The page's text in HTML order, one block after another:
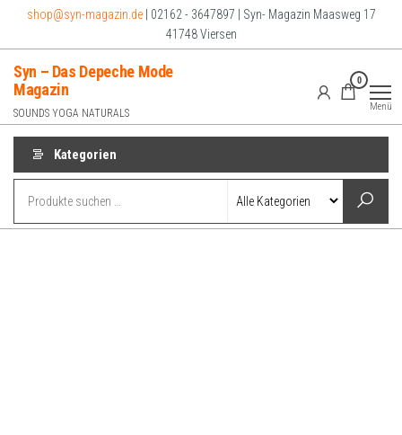
springen
shop@syn-magazin.de| 02162 - 3647897 | Syn- Magazin Maasweg 17
41748 Viersen
Syn – Das Depeche Mode
Magazin
SOUNDS YOGA NATURALS
0
Menü
Kategorien